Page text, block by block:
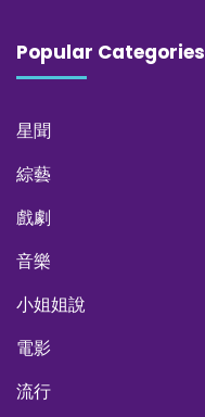
Popular Categories
星聞
綜藝
戲劇
音樂
小姐姐說
電影
流行